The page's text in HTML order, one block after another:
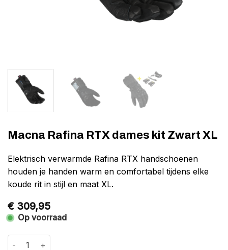
Macna Rafina RTX dames kit Zwart XL
Elektrisch verwarmde Rafina RTX handschoenen
houden je handen warm en comfortabel tijdens elke
koude rit in stijl en maat XL.
€ 309,95
Op voorraad
Macna Rafina RTX dames kit Zwart XL aantal
Alternative: